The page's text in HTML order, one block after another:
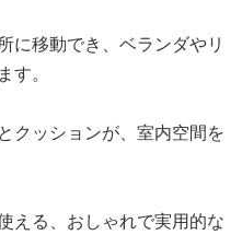
に移動でき、ベランダやリ
。
クッションが、室内空間を
える、おしゃれで実用的な